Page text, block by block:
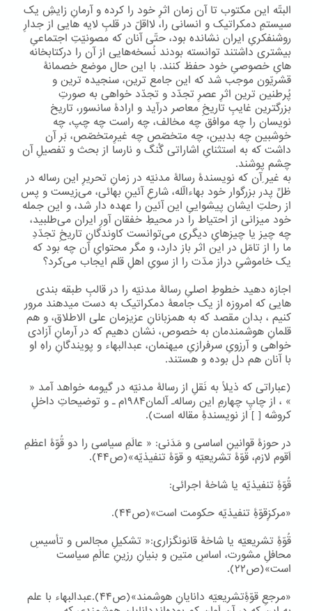
البتّه این مکتوب تا آن زمان اثرِ خود را کرده و آرمانِ زایشِ یک
سیستمِ دمکراتیک و انسانی را، لااقلّ در قلبِ لایه هایی از جدارِ
روشنفکریِ ایران نشانده بود، حتّی آنان که مصونیّتِ اجتماعیِ
بیشتری داشتند توانسته بودند نُسخه‌هایی از آن را درکتابخانه
هایِ خصوصیِ خود حفظ کنند. با این حال موضع خصمانۀ
قشریّون موجب شد که این جامع ترین، سنجیده ترین و
پُرطنین ترین اثرِ عصرِ تجدّد و تجدّد خواهی به صورتِ
بزرگترین غایبِ تاریخِ معاصر درآید و ارادۀ سانسور، تاریخ
نویسان را چه موافق چه مخالف، چه راست چه چپ، چه
خوشبین چه بدبین، چه متخصّص چه غیرِمتخصّص، بَر آن
داشت که به استثنایِ اشاراتی گُنگ و نارسا از بحث و تفصیلِ آن
چشم پوشند.
به غیر ِآن که نویسندۀ رسالۀ مدنیّه در زمانِ تحریرِ این رساله در
ظلِّ پدر بزرگوار خود بهاءالّله، شارعِ آئینِ بهائی، می‌زیست و پس
از رحلتِ ایشان پیشواییِ این آئین را عهده دار شد، و این جمله
خود میزانی از احتیاط را در محیطِ خفقان آورِ ایران می‌طلبید،
چه چیز یا چیزهایِ دیگری می‌توانست کاوندگانِ تاریخِ تجدّدِ
ما را از تامّل در این اثر باز دارد، و مگر محتوایِ آن چه بود که
یک خاموشیِ دراز مدّت را از سویِ اهلِ قلم ایجاب می‌کرد؟
اجازه دهید خطوطِ اصلیِ رسالۀ مدنیّه را در قالبِ طبقه بندی
هایی که امروزه از یک جامعۀ دمکراتیک به دست میدهند مرور
کنیم ، بدان مقصد که به همزبانانِ عزیزمان علی الاطلاق، و هم
قلمانِ هوشمندمان به خصوص، نشان دهیم که در آرمانِ آزادی
خواهی و آرزویِ سرفرازیِ میهنمان، عبدالبهاء و پویندگانِ راهِ او
با آنان هم دل بوده و هستند.
(عباراتی که ذیلاً به نَقلِ از رسالۀ مدنیّه در گیومه خواهد آمد «
» ، از چاپِ چهارمِ این رساله۔ آلمان۱۹۸۴م ۔ و توضیحاتِ داخلِ
کروشه [ ] از نویسندۀِ مقاله است).
در حوزۀ قوانینِ اساسی و مَدَنی: « عالَمِ سیاسی را دو قُوّۀ اعظمِ
اَقوم لازم، قُوّۀ تشریعیّه و قوّۀ تنفیذیّه»(ص۴۴).
قُوّۀِ تنفیذیّه یا شاخۀ اجرائی:
«مرکزِقوّۀِ تنفیذیّه حکومت است»(ص۴۴).
قُوّۀِ تشریعیّه یا شاخۀ قانونگزاری:« تشکیلِ مجالس و تأسیسِ
محافلِ مشورت، اساسِ متین و بنیانِ رزینِ عالَمِ سیاست
است»(ص۲۲).
«مرجعِ قوّۀِتشریعیّه دانایانِ هوشمند»(ص۴۴).عبدالبهاء با علم